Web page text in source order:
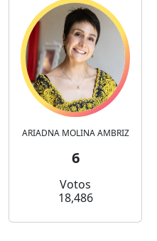
ARIADNA MOLINA AMBRIZ
6
Votos
18,486